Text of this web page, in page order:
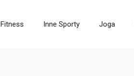
Fitness Inne Sporty Joga